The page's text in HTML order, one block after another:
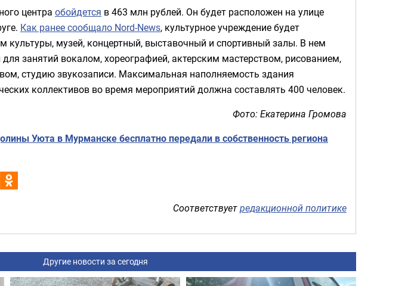
центра обойдется в 463 млн рублей. Он будет расположен на улице
Как ранее сообщало Nord-News, культурное учреждение будет
культуры, музей, концертный, выставочный и спортивный залы. В нем
занятий вокалом, хореографией, актерским мастерством, рисованием,
студию звукозаписи. Максимальная наполняемость здания
коллективов во время мероприятий должна составлять 400 человек.
Фото: Екатерина Громова
Уюта в Мурманске бесплатно передали в собственность региона
Соответствуетредакционной политике
Другие новости за сегодня